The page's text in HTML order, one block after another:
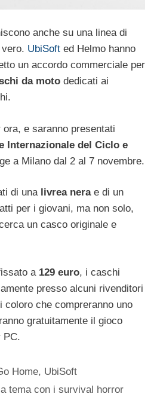
anche su una linea di
UbiSoft ed Helmo hanno
un accordo commerciale per
da moto dedicati ai
e saranno presentati
Internazionale del Ciclo e
a Milano dal 2 al 7 novembre.
di una livrea nera e di un
per i giovani, ma non solo,
un casco originale e
a 129 euro, i caschi
presso alcuni rivenditori
che compreranno uno
gratuitamente il gioco
PC.
Home, UbiSoft
tema con i survival horror